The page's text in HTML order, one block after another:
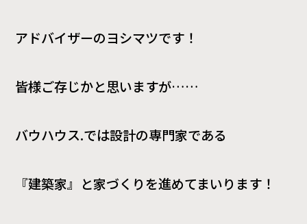
アドバイザーのヨシマツです！
皆様ご存じかと思いますが……
バウハウス.では設計の専門家である
『建築家』と家づくりを進めてまいります！